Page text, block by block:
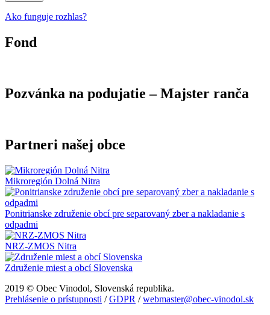
Ako funguje rozhlas?
Fond
Pozvánka na podujatie – Majster ranča
Partneri našej obce
Mikroregión Dolná Nitra
Ponitrianske združenie obcí pre separovaný zber a nakladanie s
odpadmi
NRZ-ZMOS Nitra
Združenie miest a obcí Slovenska
2019 © Obec Vinodol, Slovenská republika.
Prehlásenie o prístupnosti /GDPR /webmaster@obec-vinodol.sk